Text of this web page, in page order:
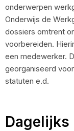
onderwerpen
Onderwijs de
dossiers omtrent
voorbereiden.
een medewerker.
georganiseerd
statuten e.d.
Dagelijks